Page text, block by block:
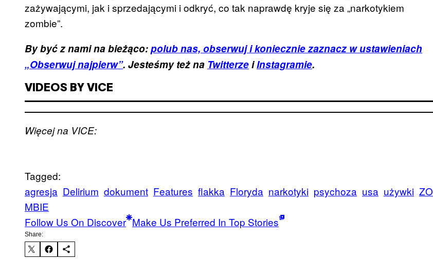
zażywającymi, jak i sprzedającymi i odkryć, co tak naprawdę kryje się za „narkotykiem
zombie”.
By być z nami na bieżąco:polub nas, obserwuj i koniecznie zaznacz w ustawieniach
„Obserwuj najpierw”. Jesteśmy też na TwitterzeiInstagramie.
VIDEOS BY VICE
Więcej na VICE:
Tagged:
agresja Delirium dokument Features flakka Floryda narkotyki psychoza usa używki ZO
MBIE
Follow Us On Discover Make Us Preferred In Top Stories
Share: